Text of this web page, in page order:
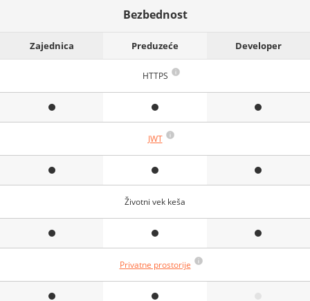
Bezbednost
Zajednica Preduzeće Developer
HTTPS
JWT
Životni vek keša
Privatne prostorije